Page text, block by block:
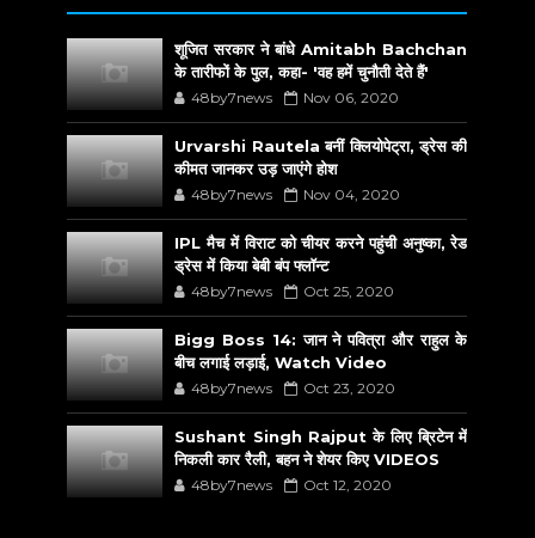
शूजित सरकार ने बांधे Amitabh Bachchan
के तारीफों के पुल, कहा- 'वह हमें चुनौती देते हैं'
48by7news Nov 06, 2020
Urvarshi Rautela बनीं क्लियोपेट्रा, ड्रेस की
कीमत जानकर उड़ जाएंगे होश
48by7news Nov 04, 2020
IPL मैच में विराट को चीयर करने पहुंची अनुष्का, रेड
ड्रेस में किया बेबी बंप फ्लॉन्ट
48by7news Oct 25, 2020
Bigg Boss 14: जान ने पवित्रा और राहुल के
बीच लगाई लड़ाई, Watch Video
48by7news Oct 23, 2020
Sushant Singh Rajput के लिए ब्रिटेन में
निकली कार रैली, बहन ने शेयर किए VIDEOS
48by7news Oct 12, 2020